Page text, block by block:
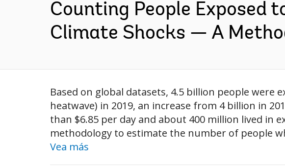
Counting People Exposed
Climate Shocks — A
Based on global datasets, 4.5 billion people were
heatwave) in 2019, an increase from 4 billion in
than $6.85 per day and about 400 million lived in
methodology to estimate the number of people
Vea más